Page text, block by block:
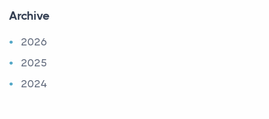
Archive
2026
2025
2024